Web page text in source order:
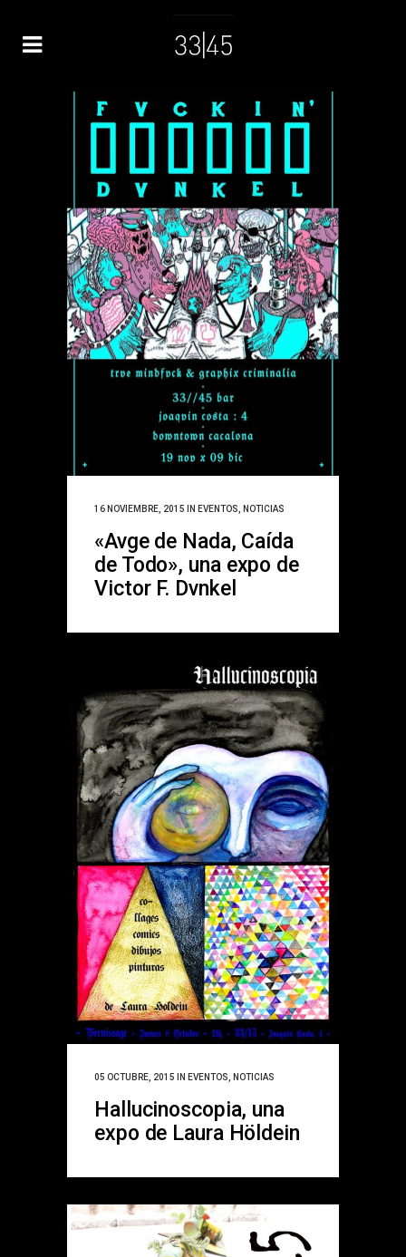
16 NOVIEMBRE, 2015 IN EVENTOS, NOTICIAS
«Avge de Nada, Caída
de Todo», una expo de
Victor F. Dvnkel
05 OCTUBRE, 2015 IN EVENTOS NOTICIAS
Hallucinoscopia, una
expo de Laura Höldein